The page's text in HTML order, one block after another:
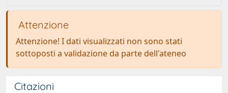
Attenzione
Attenzione! I dati visualizzati non sono stati
sottoposti a validazione da parte dell'ateneo
Citazioni